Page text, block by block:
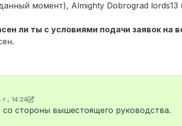
момент), Almighty Dobrograd
ли ты с условиями подачи заявок на
14:24
noirdelprincipe
со стороны вышестоящего руководства.